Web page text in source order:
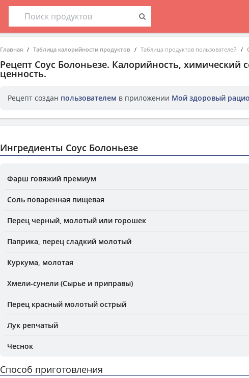
Главная Таблица калорийности продуктов Таблица продуктов пользователей
Рецепт Соус Болоньезе. Калорийность, химический
ценность.
Рецепт создан пользователем в приложении Мой здоровый
Ингредиенты Соус Болоньезе
Фарш говяжий премиум
Соль поваренная пищевая
Перец черный, молотый или горошек
Паприка, перец сладкий молотый
Куркума, молотая
Хмели-сунели (Сырье и приправы)
Перец красный молотый острый
Лук репчатый
Чеснок
Способ приготовления